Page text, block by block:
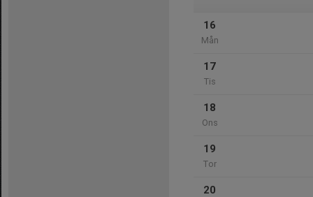
16
Mån
17
Tis
18
Ons
19
Tor
20